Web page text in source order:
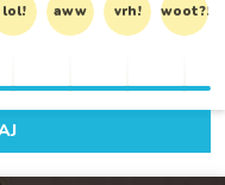
lol! aww vrh! woot?!